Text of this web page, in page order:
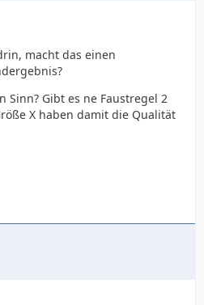
macht das einen
Sinn? Gibt es ne Faustregel 2
X haben damit die Qualität